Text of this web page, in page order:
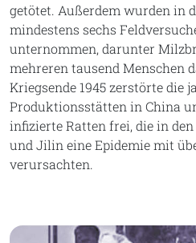
getötet. Außerdem wurden in
mindestens sechs
unternommen, darunter
mehreren tausend Menschen
Kriegsende 1945 zerstörte die
Produktionsstätten in China
infizierte Ratten frei, die in
und Jilin eine Epidemie mit
verursachten.